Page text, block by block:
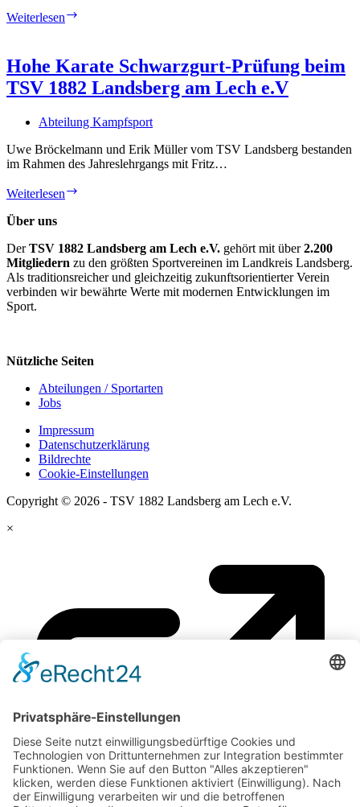
Weiterlesen
keine
Gegner
Hohe Karate Schwarzgurt-Prüfung beim
TSV 1882 Landsberg am Lech e.V
Abteilung Kampfsport
Uwe Bröckelmann und Erik Müller vom TSV Landsberg bestanden
im Rahmen des Jahreslehrgangs mit Fritz…
Weiterlesen
beim
TSV
1882
Landsberg
Über uns
DerTSV 1882 Landsberg am Lech e.V. gehört mit über2.200
Mitgliedern zu den größten Sportvereinen im Landkreis Landsberg.
Als traditionsreicher und gleichzeitig zukunftsorientierter Verein
verbinden wir bewährte Werte mit modernen Entwicklungen im
Sport.
Nützliche Seiten
Abteilungen / Sportarten
Jobs
Impressum
Datenschutzerklärung
Bildrechte
Cookie-Einstellungen
Copyright © 2026 - TSV 1882 Landsberg am Lech e.V.
×